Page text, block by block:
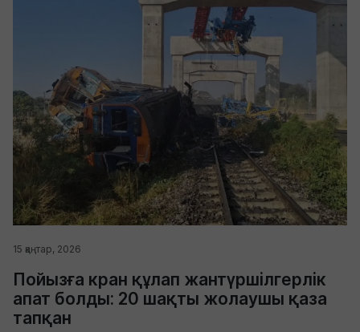
15 қаңтар, 2026
Пойызға кран құлап жантүршілгерлік
апат болды: 20 шақты жолаушы қаза
тапқан